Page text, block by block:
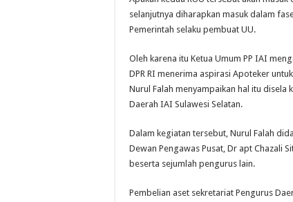
selanjutnya diharapkan masuk dalam
Pemerintah selaku pembuat UU.
Oleh karena itu Ketua Umum PP IAI
DPR RI menerima aspirasi Apoteker
Nurul Falah menyampaikan hal itu
Daerah IAI Sulawesi Selatan.
Dalam kegiatan tersebut, Nurul Falah
Dewan Pengawas Pusat, Dr apt Chazali
beserta sejumlah pengurus lain.
Pembelian aset sekretariat Pengurus